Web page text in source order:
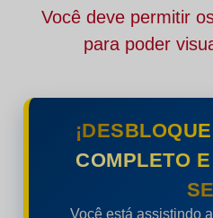
Você deve permitir
para poder
COMPLETO
Você está assistindo